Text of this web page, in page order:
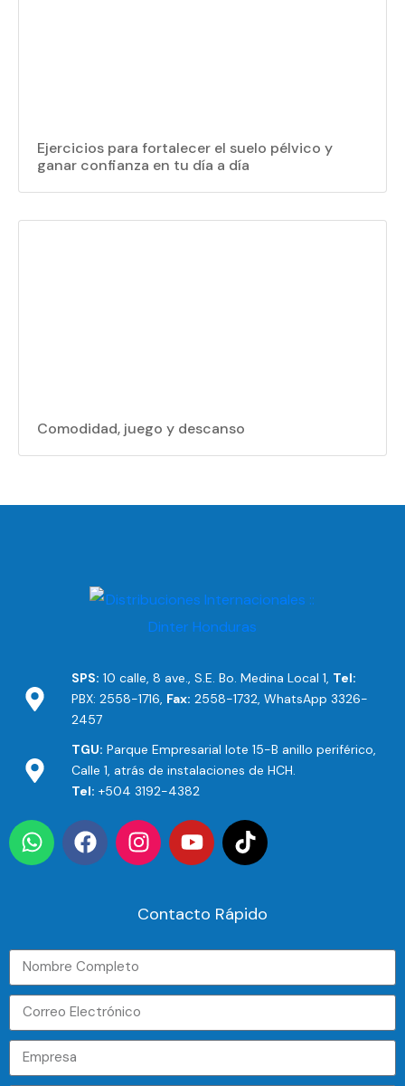
Ejercicios para fortalecer el suelo pélvico y
ganar confianza en tu día a día
Comodidad, juego y descanso
SPS: 10 calle, 8 ave., S.E. Bo. Medina Local 1, Tel:
PBX: 2558-1716, Fax: 2558-1732, WhatsApp 3326-
2457
TGU: Parque Empresarial lote 15-B anillo periférico,
Calle 1, atrás de instalaciones de HCH.
Tel: +504 3192-4382
Contacto Rápido